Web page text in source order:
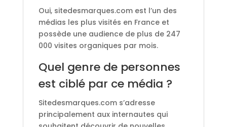
Oui, sitedesmarques.com est l’un des
médias les plus visités en France et
possède une audience de plus de 247
000 visites organiques par mois.
Quel genre de personnes
est ciblé par ce média ?
Sitedesmarques.com s’adresse
principalement aux internautes qui